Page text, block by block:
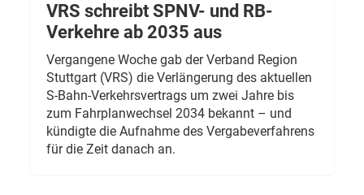
VRS schreibt SPNV- und RB-
Verkehre ab 2035 aus
Vergangene Woche gab der Verband Region
Stuttgart (VRS) die Verlängerung des aktuellen
S-Bahn-Verkehrsvertrags um zwei Jahre bis
zum Fahrplanwechsel 2034 bekannt – und
kündigte die Aufnahme des Vergabeverfahrens
für die Zeit danach an.